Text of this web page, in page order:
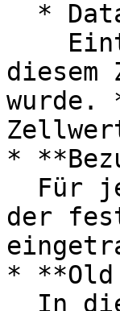
wurde.
*
der
*